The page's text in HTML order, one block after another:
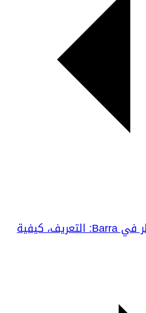
تحليل عوامل المخاطر في Barra: التعريف، كيفية